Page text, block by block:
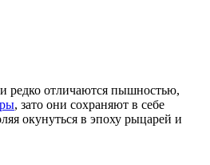
и редко отличаются пышностью,
, зато они сохраняют в себе
окунуться в эпоху рыцарей и